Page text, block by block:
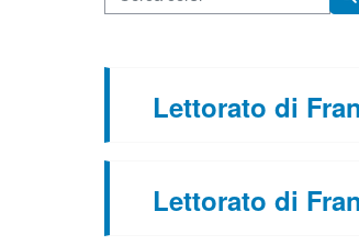
Lettorato di
Lettorato di